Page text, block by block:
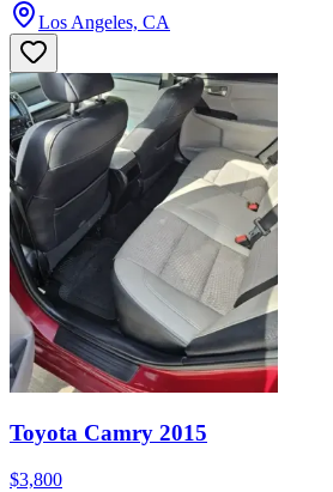
Los Angeles, CA
Toyota Camry 2015
$3,800